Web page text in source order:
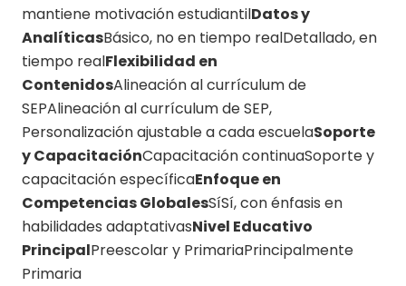
mantiene motivación estudiantilDatos y
AnalíticasBásico, no en tiempo realDetallado, en
tiempo realFlexibilidad en
ContenidosAlineación al currículum de
SEPAlineación al currículum de SEP,
Personalización ajustable a cada escuelaSoporte
y CapacitaciónCapacitación continuaSoporte y
capacitación específicaEnfoque en
Competencias GlobalesSíSí, con énfasis en
habilidades adaptativasNivel Educativo
PrincipalPreescolar y PrimariaPrincipalmente
Primaria